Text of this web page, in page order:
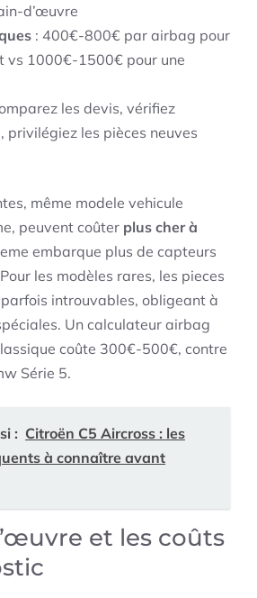
d’œuvre
: 400€-800€ par airbag pour
vs 1000€-1500€ pour une
les devis, vérifiez
privilégiez les pièces neuves
même modele vehicule
peuvent coûter plus cher à
embarque plus de capteurs
les modèles rares, les pieces
introuvables, obligeant à
Un calculateur airbag
coûte 300€-500€, contre
Série 5.
: Citroën C5 Aircross : les
à connaître avant
et les coûts